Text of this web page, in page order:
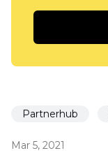
Partnerhub
Mar 5, 2021